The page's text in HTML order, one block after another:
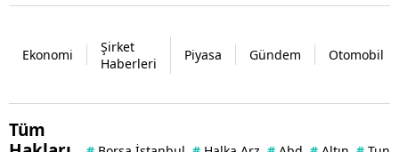
Ekonomi
Şirket
Haberleri
Piyasa Gündem Otomobil
Tüm